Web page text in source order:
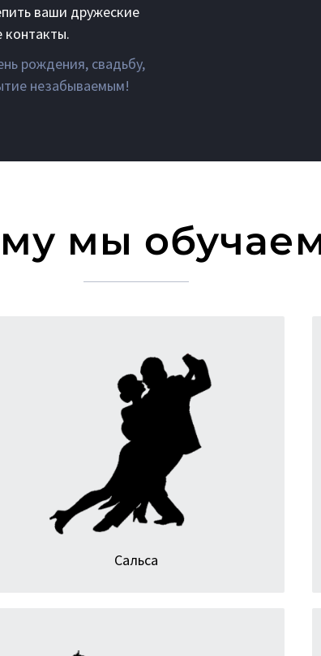
ваши дружеские
контакты.
рождения, свадьбу,
незабываемым!
мы
Сальса
Зажигательный, энергичный и яркий танец. Самый
популярный латиноамериканский танец в мире. В
Москве сальсу танцуют во многих клубах, барах и
на открытых площадках.